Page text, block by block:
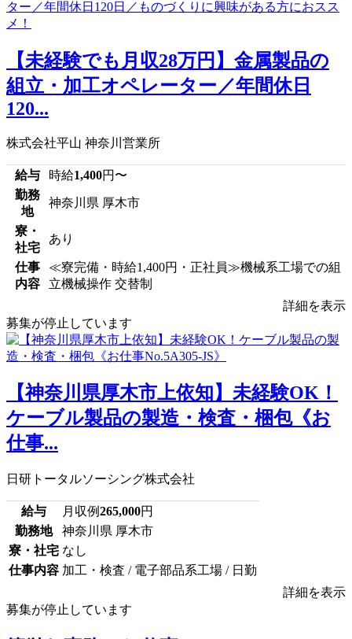
【未経験でも月収28万円】金属製品の
組立・加工オペレーター／年間休日
120...
株式会社平山 神奈川営業所
給与 時給1,400円〜
勤務
地
神奈川県 厚木市
寮・
社宅
あり
仕事
内容
≪寮完備・時給1,400円・正社員≫機械系工場での組
立機械操作 交替制
詳細を表示
募集が停止しています
【神奈川県厚木市上依知】未経験OK！
ケーブル製品の製造・検査・梱包《お
仕事...
日研トータルソーシング株式会社
給与 月収例265,000円
勤務地
神奈川県 厚木市
寮・社宅 なし
仕事内容 加工・検査 / 電子部品系工場 / 日勤
詳細を表示
募集が停止しています